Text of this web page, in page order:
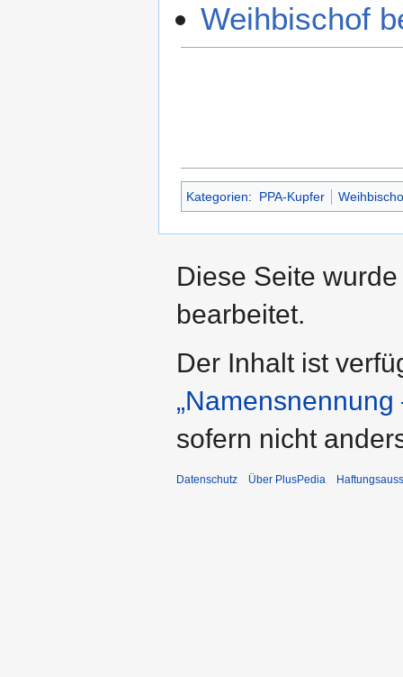
Weihbischof
Kategorien: PPA-Kupfer
Diese Seite
bearbeitet.
Der Inhalt ist
sofern nicht
Datenschutz Über PlusPedia